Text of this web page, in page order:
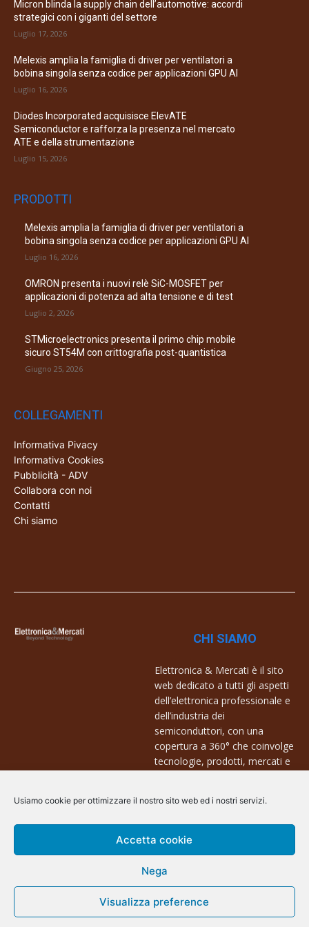
Usiamo cookie per ottimizzare il nostro sito web ed i nostri servizi.
Accetta cookie
Nega
Visualizza preference
Micron blinda la supply chain dell’automotive: accordi
strategici con i giganti del settore
Luglio 17, 2026
Melexis amplia la famiglia di driver per ventilatori a
bobina singola senza codice per applicazioni GPU AI
Luglio 16, 2026
Diodes Incorporated acquisisce ElevATE
Semiconductor e rafforza la presenza nel mercato
ATE e della strumentazione
Luglio 15, 2026
PRODOTTI
Melexis amplia la famiglia di driver per ventilatori a
bobina singola senza codice per applicazioni GPU AI
Luglio 16, 2026
OMRON presenta i nuovi relè SiC-MOSFET per
applicazioni di potenza ad alta tensione e di test
Luglio 2, 2026
STMicroelectronics presenta il primo chip mobile
sicuro ST54M con crittografia post-quantistica
Giugno 25, 2026
COLLEGAMENTI
Informativa Pivacy
Informativa Cookies
Pubblicità - ADV
Collabora con noi
Contatti
Chi siamo
CHI SIAMO
Elettronica & Mercati è il sito
web dedicato a tutti gli aspetti
dell’elettronica professionale e
dell’industria dei
semiconduttori, con una
copertura a 360° che coinvolge
tecnologie, prodotti, mercati e
Contatti:
info@arscommunication.it
@ArsCommunication 2023